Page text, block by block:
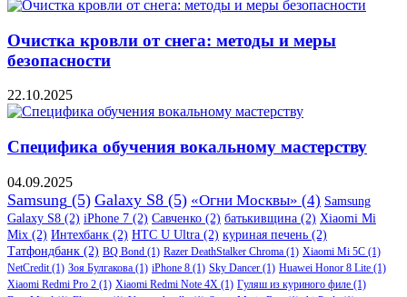
Очистка кровли от снега: методы и меры
безопасности
22.10.2025
Специфика обучения вокальному мастерству
04.09.2025
Samsung (5) Galaxy S8 (5) «Огни Москвы» (4) Samsung
Galaxy S8 (2) iPhone 7 (2) Савченко (2) батькивщина (2) Xiaomi Mi
Mix (2) Интехбанк (2) HTC U Ultra (2) куриная печень (2)
Татфондбанк (2) BQ Bond (1) Razer DeathStalker Chroma (1) Xiaomi Mi 5C (1)
NetCredit (1) Зоя Булгакова (1) iPhone 8 (1) Sky Dancer (1) Huawei Honor 8 Lite (1)
Xiaomi Redmi Pro 2 (1) Xiaomi Redmi Note 4X (1) Гуляш из куриного филе (1)